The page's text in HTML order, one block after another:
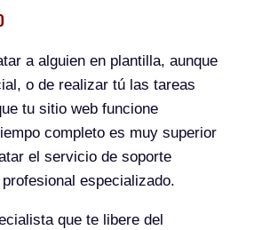
a alguien en plantilla, aunque
o de realizar tú las tareas
tu sitio web funcione
completo es muy superior
el servicio de soporte
especializado.
que te libere del